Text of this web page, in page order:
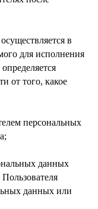
в
для исполнения
от того, какое
персональных
данных
данных или